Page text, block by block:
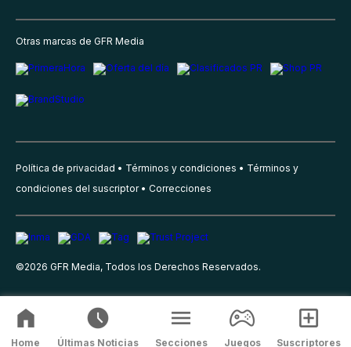
Otras marcas de GFR Media
Política de privacidad Términos y condiciones
Términos y
condiciones del suscriptor
Correcciones
©2026 GFR Media, Todos los Derechos Reservados.
Home Últimas Noticias Secciones Juegos Suscriptores